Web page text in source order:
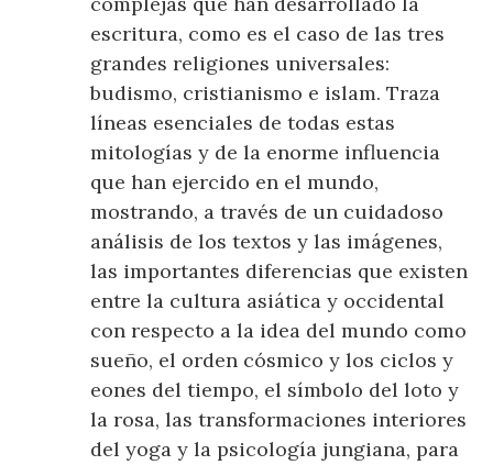
escritura, como es el caso de las tres
grandes religiones universales:
budismo, cristianismo e islam. Traza
líneas esenciales de todas estas
mitologías y de la enorme influencia
que han ejercido en el mundo,
mostrando, a través de un cuidadoso
análisis de los textos y las imágenes,
las importantes diferencias que existen
entre la cultura asiática y occidental
con respecto a la idea del mundo como
sueño, el orden cósmico y los ciclos y
eones del tiempo, el símbolo del loto y
la rosa, las transformaciones interiores
del yoga y la psicología jungiana, para